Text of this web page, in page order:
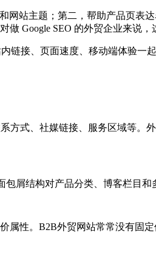
站主题；第二，帮助产品页表
Google SEO 的外贸企业来说，
链接、页面速度、移动端体验一
方式、社媒链接、服务区域等
屑结构对产品分类、博客栏目
性。B2B外贸网站常常没有固